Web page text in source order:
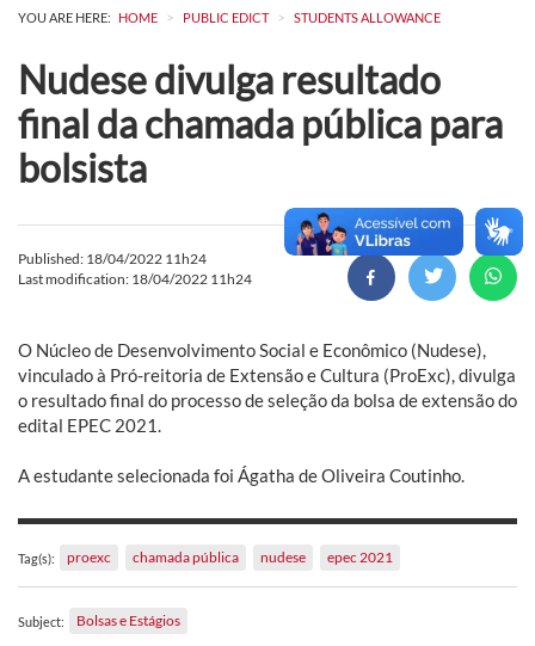
YOU ARE HERE: HOME > PUBLIC EDICT > STUDENTS ALLOWANCE
Nudese divulga resultado
final da chamada pública para
bolsista
Published: 18/04/2022 11h24
Last modification: 18/04/2022 11h24
O Núcleo de Desenvolvimento Social e Econômico (Nudese),
vinculado à Pró-reitoria de Extensão e Cultura (ProExc), divulga
o resultado final do processo de seleção da bolsa de extensão do
edital EPEC 2021.
A estudante selecionada foi Ágatha de Oliveira Coutinho.
Tag(s): proexc chamada pública nudese epec 2021
Subject: Bolsas e Estágios